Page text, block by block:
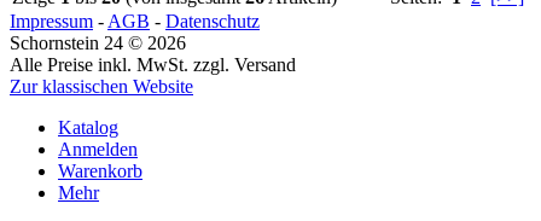
Impressum - AGB - Datenschutz
Schornstein 24 © 2026
Alle Preise inkl. MwSt. zzgl. Versand
Zur klassischen Website
Katalog
Anmelden
Warenkorb
Mehr